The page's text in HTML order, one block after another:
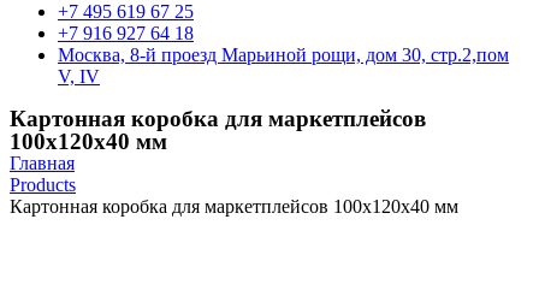
+7 495 619 67 25
+7 916 927 64 18
Москва, 8-й проезд Марьиной рощи, дом 30, стр.2,пом
V, IV
Картонная коробка для маркетплейсов
100х120х40 мм
Главная
Products
Картонная коробка для маркетплейсов 100х120х40 мм